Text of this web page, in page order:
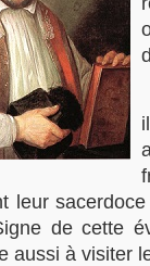
leur
de cette
aussi à visiter